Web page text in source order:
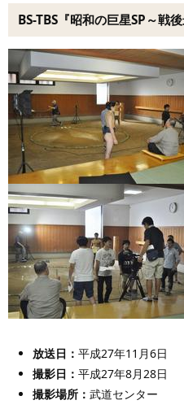
BS-TBS『昭和の巨星SP～戦
放送日： 平成27年11月6日
撮影日： 平成27年8月28日
撮影場所： 武道センター